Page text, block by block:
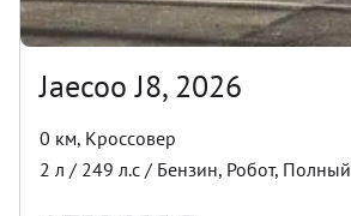
Jaecoo J8, 2026
0 км, Кроссовер
2 л / 249 л.с / Бензин, Робот, Полный